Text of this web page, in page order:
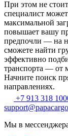
При этом не
специалист
максимальной
повышает вашу
предпочли — на
сможете найти
эффективно
транспорта — от
Начните поиск
направлениях.
+7 913 318
Мы в